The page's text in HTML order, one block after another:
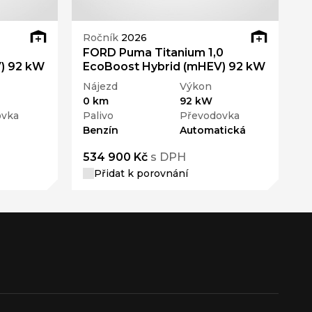
92 kW
Ročník 2026
FORD Puma Titanium 1,0
EcoBoost Hybrid (mHEV) 92 kW
Nájezd
0 km
Výkon
92 kW
Palivo
Benzín
Převodovka
Automatická
534 900 Kč s DPH
Přidat k porovnání